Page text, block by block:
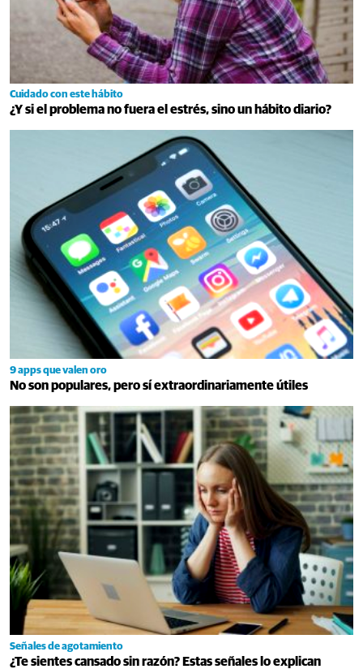
Cuidado con este hábito
¿Y si el problema no fuera el estrés, sino un hábito diario?
9 apps que valen oro
No son populares, pero sí extraordinariamente útiles
Señales de agotamiento
¿Te sientes cansado sin razón? Estas señales lo explican